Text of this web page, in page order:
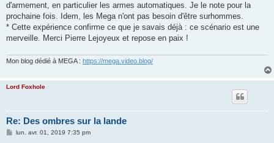
d'armement, en particulier les armes automatiques. Je le note pour la
prochaine fois. Idem, les Mega n'ont pas besoin d'être surhommes.
* Cette expérience confirme ce que je savais déjà : ce scénario est une
merveille. Merci Pierre Lejoyeux et repose en paix !
Mon blog dédié à MEGA : https://mega.video.blog/
Lord Foxhole
Re: Des ombres sur la lande
Mlun. avr. 01, 2019 7:35 pm